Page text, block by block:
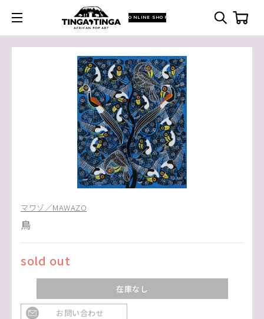
ONLINE SHOP
マワゾ／MAWAZO
鳥
sold out
在庫なし
お問い合わせ